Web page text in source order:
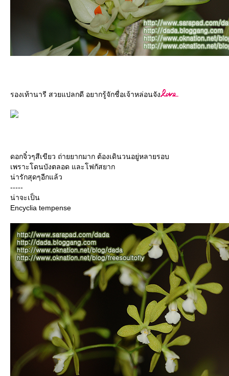
รองเท้านารี สวยแปลกดี อยากรู้จักชื่อเจ้าหล่อนจัง
ดอกจิ๋วๆสีเขียว ถ่ายยากมาก ต้องเดินวนอยู่หลายรอบ
เพราะโดนบังตลอด และโฟกัสยาก
น่ารักสุดๆอีกแล้ว
-----
น่าจะเป็น
Encyclia tempense